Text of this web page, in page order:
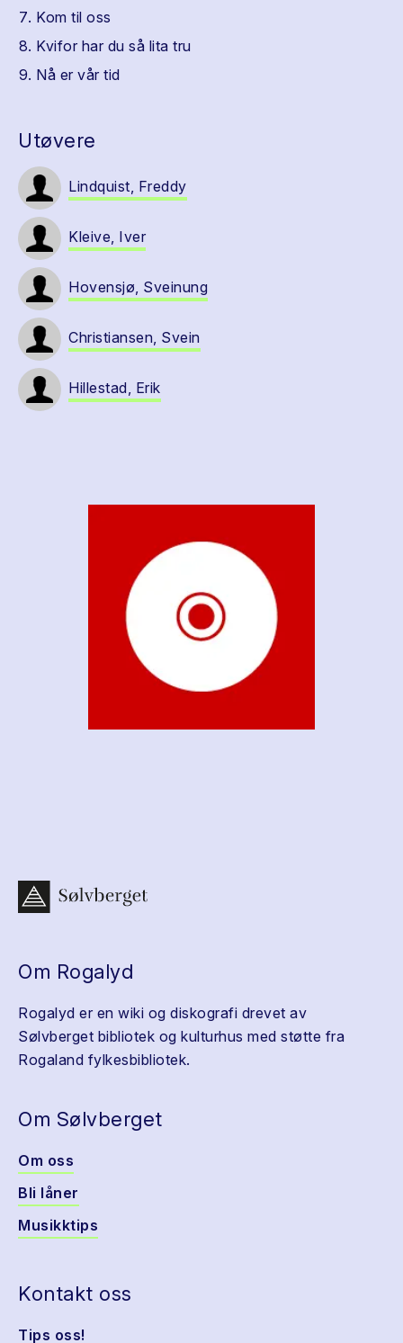
Kom til oss
Kvifor har du så lita tru
Nå er vår tid
Utøvere
Lindquist, Freddy
Kleive, Iver
Hovensjø, Sveinung
Christiansen, Svein
Hillestad, Erik
Om Rogalyd
Rogalyd er en wiki og diskografi drevet av
Sølvberget bibliotek og kulturhus med støtte fra
Rogaland fylkesbibliotek.
Om Sølvberget
Om oss
Bli låner
Musikktips
Kontakt oss
Tips oss!